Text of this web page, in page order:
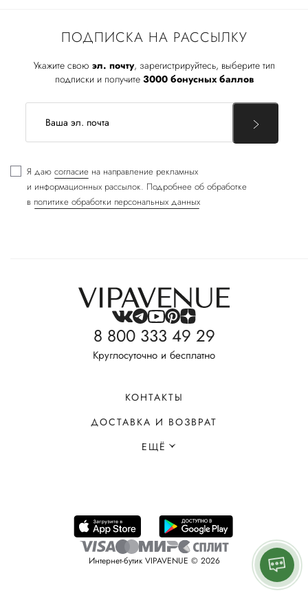
ПОДПИСКА НА РАССЫЛКУ
Укажите свою эл. почту, зарегистрируйтесь, выберите тип
подписки и получите 3000 бонусных баллов
Я даю согласие на направление рекламных
и информационных рассылок. Подробнее об обработке
в политике обработки персональных данных
8 800 333 49 29
Круглосуточно и бесплатно
КОНТАКТЫ
ДОСТАВКА И ВОЗВРАТ
ЕЩЁ
Интернет-бутик VIPAVENUE © 2026